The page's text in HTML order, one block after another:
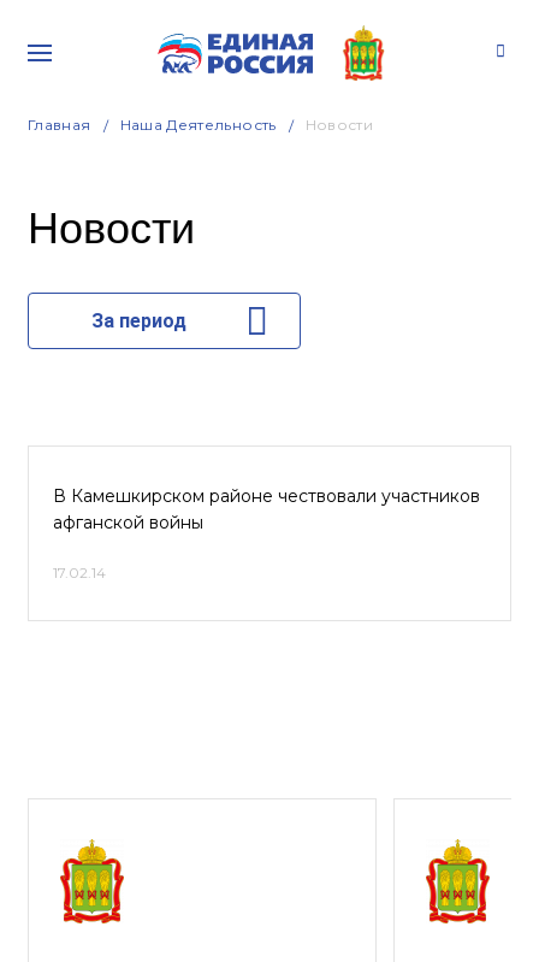
Главная Наша Деятельность Новости
Новости
За период
В Камешкирском районе чествовали участников
афганской войны
17.02.14